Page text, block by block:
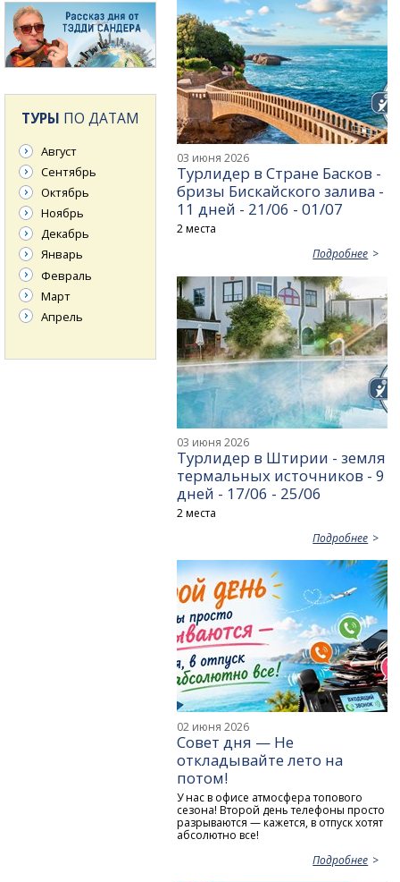
03 июня 2026
Турлидер в Стране Басков -
бризы Бискайского залива -
11 дней - 21/06 - 01/07
2 места
Подробнее
03 июня 2026
Турлидер в Штирии - земля
термальных источников - 9
дней - 17/06 - 25/06
2 места
Подробнее
02 июня 2026
Совет дня — Не
откладывайте лето на
потом!
У нас в офисе атмосфера топового
сезона! Второй день телефоны просто
разрываются — кажется, в отпуск хотят
абсолютно все!
Подробнее
ТУРЫ ПО ДАТАМ
Август
Сентябрь
Октябрь
Ноябрь
Декабрь
Январь
Февраль
Март
Апрель